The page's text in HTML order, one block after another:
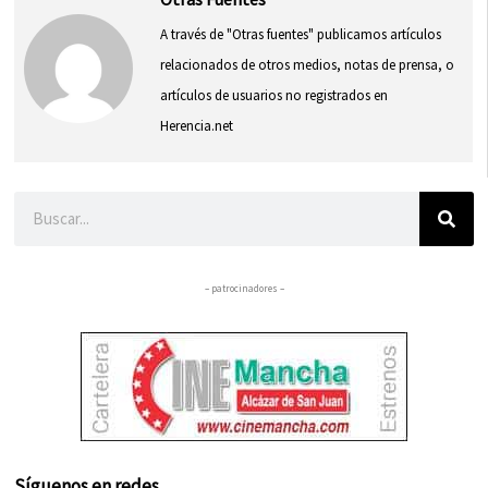
A través de "Otras fuentes" publicamos artículos
relacionados de otros medios, notas de prensa, o
artículos de usuarios no registrados en
Herencia.net
– patrocinadores –